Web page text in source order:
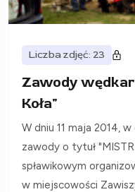
Liczba zdjęć: 23
Zawody
Koła"
W dniu 11 maja 2014,
zawody o tytuł
spławikowym
w miejscowości